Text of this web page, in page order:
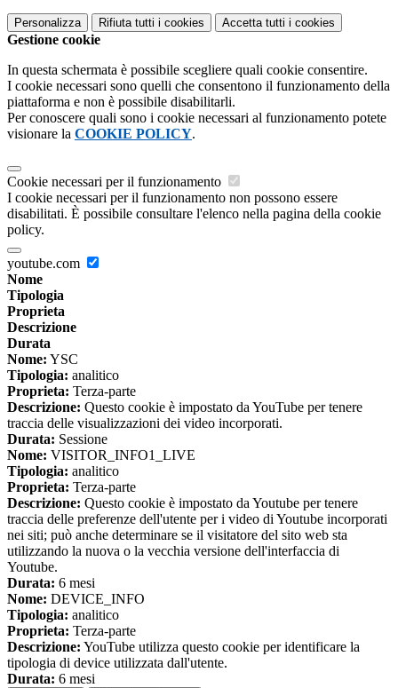
Personalizza Rifiuta tutti i cookies Accetta tutti i cookies
Gestione cookie
In questa schermata è possibile scegliere quali cookie consentire.
I cookie necessari sono quelli che consentono il funzionamento della
piattaforma e non è possibile disabilitarli.
Per conoscere quali sono i cookie necessari al funzionamento potete
visionare la COOKIE POLICY.
Cookie necessari per il funzionamento
I cookie necessari per il funzionamento non possono essere
disabilitati. È possibile consultare l'elenco nella pagina della cookie
policy.
youtube.com
Nome
Tipologia
Proprieta
Descrizione
Durata
Nome: YSC
Tipologia: analitico
Proprieta: Terza-parte
Descrizione: Questo cookie è impostato da YouTube per tenere
traccia delle visualizzazioni dei video incorporati.
Durata: Sessione
Nome: VISITOR_INFO1_LIVE
Tipologia: analitico
Proprieta: Terza-parte
Descrizione: Questo cookie è impostato da Youtube per tenere
traccia delle preferenze dell'utente per i video di Youtube incorporati
nei siti; può anche determinare se il visitatore del sito web sta
utilizzando la nuova o la vecchia versione dell'interfaccia di
Youtube.
Durata: 6 mesi
Nome: DEVICE_INFO
Tipologia: analitico
Proprieta: Terza-parte
Descrizione: YouTube utilizza questo cookie per identificare la
tipologia di device utilizzata dall'utente.
Durata: 6 mesi